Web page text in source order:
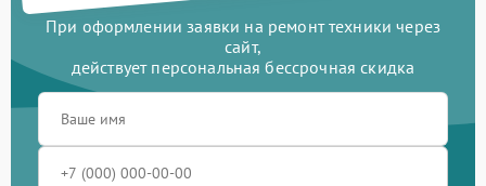
При оформлении заявки на ремонт техники через
сайт,
действует персональная бессрочная скидка